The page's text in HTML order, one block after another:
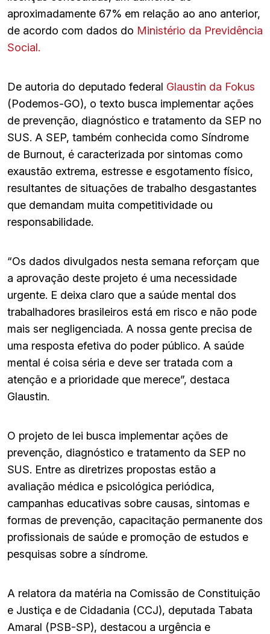
aproximadamente 67% em relação ao ano anterior,
de acordo com dados do Ministério da Previdência
Social.
De autoria do deputado federal Glaustin da Fokus
(Podemos-GO), o texto busca implementar ações
de prevenção, diagnóstico e tratamento da SEP no
SUS. A SEP, também conhecida como Síndrome
de Burnout, é caracterizada por sintomas como
exaustão extrema, estresse e esgotamento físico,
resultantes de situações de trabalho desgastantes
que demandam muita competitividade ou
responsabilidade.
“Os dados divulgados nesta semana reforçam que
a aprovação deste projeto é uma necessidade
urgente. E deixa claro que a saúde mental dos
trabalhadores brasileiros está em risco e não pode
mais ser negligenciada. A nossa gente precisa de
uma resposta efetiva do poder público. A saúde
mental é coisa séria e deve ser tratada com a
atenção e a prioridade que merece”, destaca
Glaustin.
O projeto de lei busca implementar ações de
prevenção, diagnóstico e tratamento da SEP no
SUS. Entre as diretrizes propostas estão a
avaliação médica e psicológica periódica,
campanhas educativas sobre causas, sintomas e
formas de prevenção, capacitação permanente dos
profissionais de saúde e promoção de estudos e
pesquisas sobre a síndrome.
A relatora da matéria na Comissão de Constituição
e Justiça e de Cidadania (CCJ), deputada Tabata
Amaral (PSB-SP), destacou a urgência e